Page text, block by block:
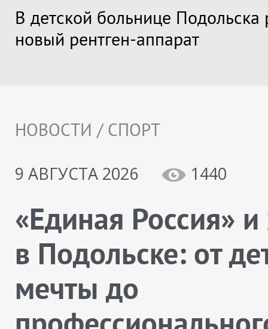
В детской больнице Подольска
новый рентген-аппарат
НОВОСТИ / СПОРТ
9 АВГУСТА 2026
1440
«Единая Россия»
в Подольске: от
мечты до